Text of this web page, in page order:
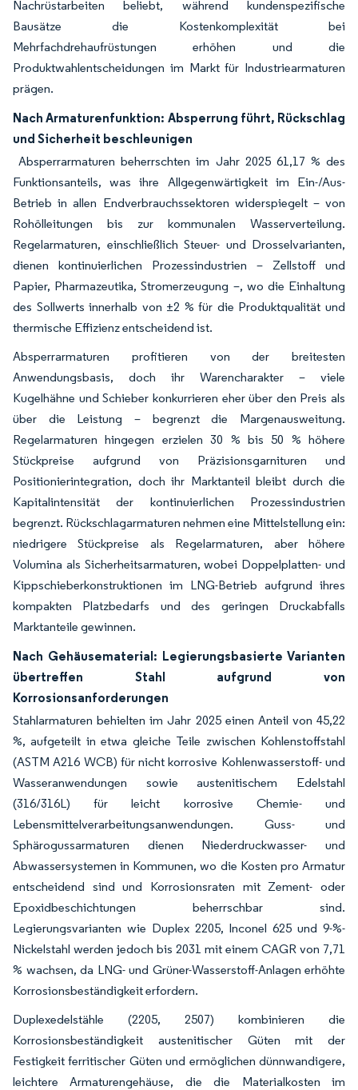
Nachrüstarbeiten beliebt, während kundenspezifische
Bausätze die Kostenkomplexität bei
Mehrfachdrehaufrüstungen erhöhen und die
Produktwahlentscheidungen im Markt für Industriearmaturen
prägen.
Nach Armaturenfunktion: Absperrung führt, Rückschlag
und Sicherheit beschleunigen
Absperrarmaturen beherrschten im Jahr 2025 61,17 % des
Funktionsanteils, was ihre Allgegenwärtigkeit im Ein-/Aus-
Betrieb in allen Endverbrauchssektoren widerspiegelt – von
Rohölleitungen bis zur kommunalen Wasserverteilung.
Regelarmaturen, einschließlich Steuer- und Drosselvarianten,
dienen kontinuierlichen Prozessindustrien – Zellstoff und
Papier, Pharmazeutika, Stromerzeugung –, wo die Einhaltung
des Sollwerts innerhalb von ±2 % für die Produktqualität und
thermische Effizienz entscheidend ist.
Absperrarmaturen profitieren von der breitesten
Anwendungsbasis, doch ihr Warencharakter – viele
Kugelhähne und Schieber konkurrieren eher über den Preis als
über die Leistung – begrenzt die Margenausweitung.
Regelarmaturen hingegen erzielen 30 % bis 50 % höhere
Stückpreise aufgrund von Präzisionsgarnituren und
Positionierintegration, doch ihr Marktanteil bleibt durch die
Kapitalintensität der kontinuierlichen Prozessindustrien
begrenzt. Rückschlagarmaturen nehmen eine Mittelstellung ein:
niedrigere Stückpreise als Regelarmaturen, aber höhere
Volumina als Sicherheitsarmaturen, wobei Doppelplatten- und
Kippschieberkonstruktionen im LNG-Betrieb aufgrund ihres
kompakten Platzbedarfs und des geringen Druckabfalls
Marktanteile gewinnen.
Nach Gehäusematerial: Legierungsbasierte Varianten
übertreffen Stahl aufgrund von
Korrosionsanforderungen
Stahlarmaturen behielten im Jahr 2025 einen Anteil von 45,22
%, aufgeteilt in etwa gleiche Teile zwischen Kohlenstoffstahl
(ASTM A216 WCB) für nicht korrosive Kohlenwasserstoff- und
Wasseranwendungen sowie austenitischem Edelstahl
(316/316L) für leicht korrosive Chemie- und
Lebensmittelverarbeitungsanwendungen. Guss- und
Sphärogussarmaturen dienen Niederdruckwasser- und
Abwassersystemen in Kommunen, wo die Kosten pro Armatur
entscheidend sind und Korrosionsraten mit Zement- oder
Epoxidbeschichtungen beherrschbar sind.
Legierungsvarianten wie Duplex 2205, Inconel 625 und 9-%-
Nickelstahl werden jedoch bis 2031 mit einem CAGR von 7,71
% wachsen, da LNG- und Grüner-Wasserstoff-Anlagen erhöhte
Korrosionsbeständigkeit erfordern.
Duplexedelstähle (2205, 2507) kombinieren die
Korrosionsbeständigkeit austenitischer Güten mit der
Festigkeit ferritischer Güten und ermöglichen dünnwandigere,
leichtere Armaturengehäuse, die die Materialkosten im